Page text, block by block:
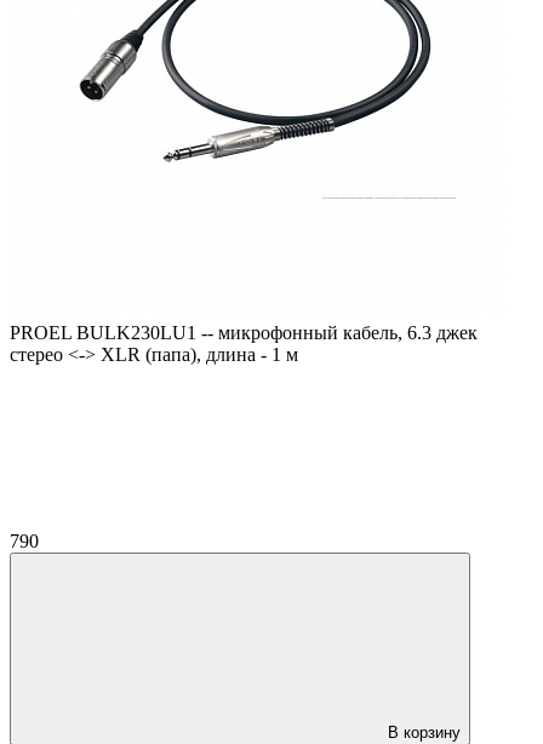
PROEL BULK230LU1 -- микрофонный кабель, 6.3 джек
стерео <-> XLR (папа), длина - 1 м
790
В корзину